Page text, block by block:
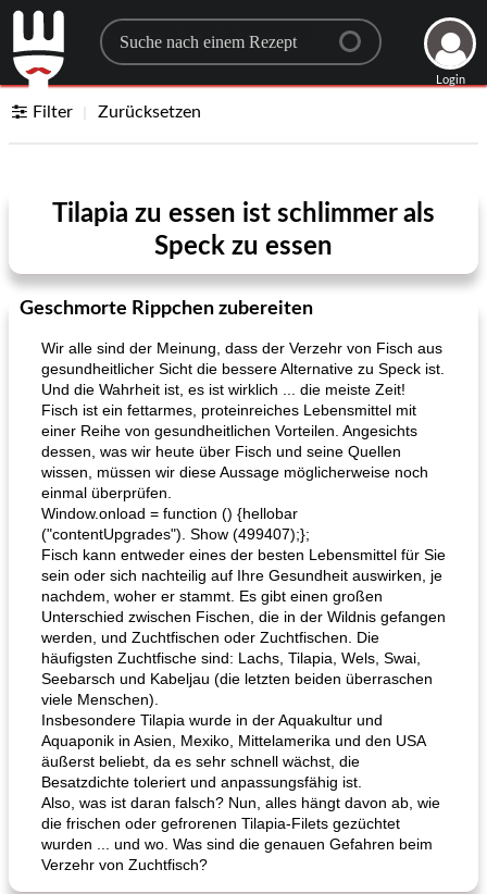
Search for a recipe
Login
Filter Zurücksetzen
Tilapia zu essen ist schlimmer als
Speck zu essen
Geschmorte Rippchen zubereiten
Wir alle sind der Meinung, dass der Verzehr von Fisch aus
gesundheitlicher Sicht die bessere Alternative zu Speck ist.
Und die Wahrheit ist, es ist wirklich ... die meiste Zeit!
Fisch ist ein fettarmes, proteinreiches Lebensmittel mit
einer Reihe von gesundheitlichen Vorteilen. Angesichts
dessen, was wir heute über Fisch und seine Quellen
wissen, müssen wir diese Aussage möglicherweise noch
einmal überprüfen.
Window.onload = function () {hellobar
("contentUpgrades"). Show (499407);};
Fisch kann entweder eines der besten Lebensmittel für Sie
sein oder sich nachteilig auf Ihre Gesundheit auswirken, je
nachdem, woher er stammt. Es gibt einen großen
Unterschied zwischen Fischen, die in der Wildnis gefangen
werden, und Zuchtfischen oder Zuchtfischen. Die
häufigsten Zuchtfische sind: Lachs, Tilapia, Wels, Swai,
Seebarsch und Kabeljau (die letzten beiden überraschen
viele Menschen).
Insbesondere Tilapia wurde in der Aquakultur und
Aquaponik in Asien, Mexiko, Mittelamerika und den USA
äußerst beliebt, da es sehr schnell wächst, die
Besatzdichte toleriert und anpassungsfähig ist.
Also, was ist daran falsch? Nun, alles hängt davon ab, wie
die frischen oder gefrorenen Tilapia-Filets gezüchtet
wurden ... und wo. Was sind die genauen Gefahren beim
Verzehr von Zuchtfisch?